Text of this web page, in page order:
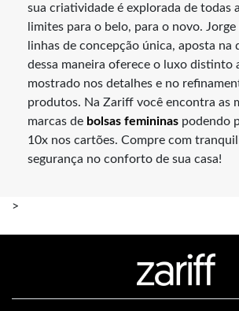
sua criatividade é explorada de todas
limites para o belo, para o novo.
linhas de concepção única, aposta na
dessa maneira oferece o luxo distinto
mostrado nos detalhes e no
produtos. Na Zariff você encontra as
marcas de bolsas femininas podendo
10x nos cartões. Compre com
segurança no conforto de sua casa!
>